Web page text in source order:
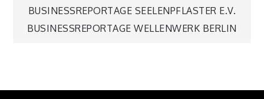
Beitragsnavigation
BUSINESSREPORTAGE SEELENPFLASTER E.V.
BUSINESSREPORTAGE WELLENWERK BERLIN